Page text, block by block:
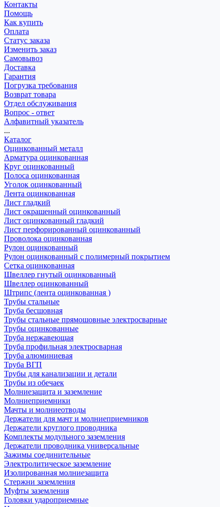
Контакты
Помощь
Как купить
Оплата
Статус заказа
Изменить заказ
Самовывоз
Доставка
Гарантия
Погрузка требования
Возврат товара
Отдел обслуживания
Вопрос - ответ
Алфавитный указатель
...
Каталог
Оцинкованный металл
Арматура оцинкованная
Круг оцинкованный
Полоса оцинкованная
Уголок оцинкованный
Лента оцинкованная
Лист гладкий
Лист окрашенный оцинкованный
Лист оцинкованный гладкий
Лист перфорированный оцинкованный
Проволока оцинкованная
Рулон оцинкованный
Рулон оцинкованный с полимерный покрытием
Сетка оцинкованная
Швеллер гнутый оцинкованный
Швеллер оцинкованный
Штрипс (лента оцинкованная )
Трубы стальные
Труба бесшовная
Трубы стальные прямошовные электросварные
Трубы оцинкованные
Труба нержавеющая
Труба профильная электросварная
Труба алюминиевая
Труба ВГП
Трубы для канализации и детали
Трубы из обечаек
Молниезащита и заземление
Молниеприемники
Мачты и молниеотводы
Держатели для мачт и молниеприемников
Держатели круглого проводника
Комплекты модульного заземления
Держатели проводника универсальные
Зажимы соединительные
Электролитическое заземление
Изолированная молниезащита
Стержни заземления
Муфты заземления
Головки удароприемные